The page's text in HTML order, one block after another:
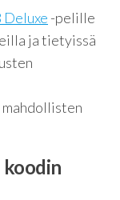
Deluxe -pelille
ja tietyissä